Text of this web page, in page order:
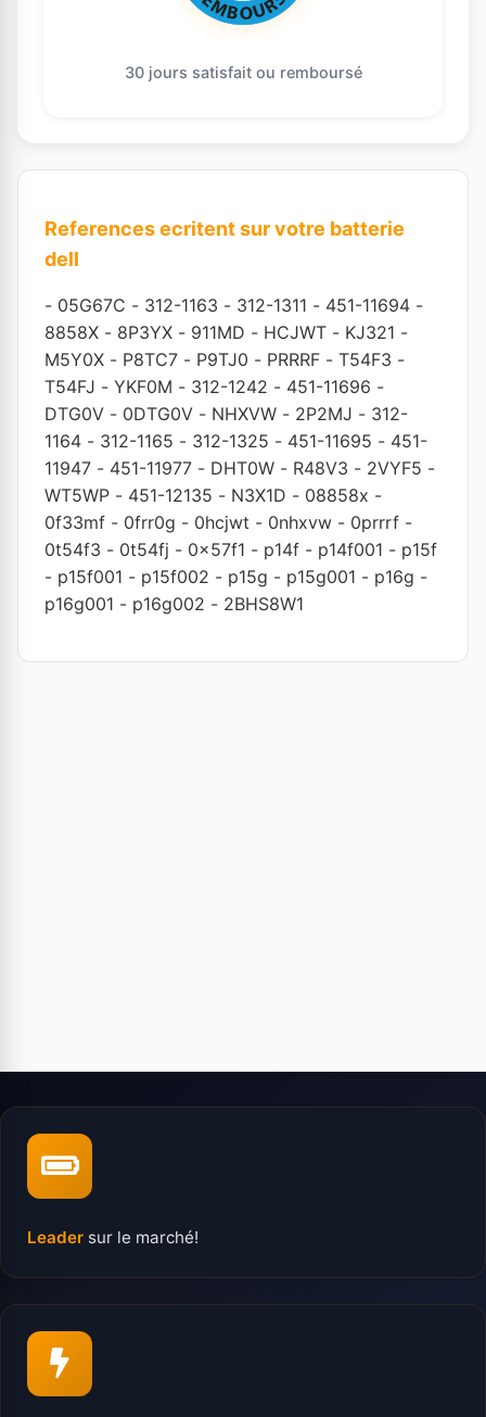
30 jours satisfait ou remboursé
References ecritent sur votre batterie
dell
- 05G67C - 312-1163 - 312-1311 - 451-11694 -
8858X - 8P3YX - 911MD - HCJWT - KJ321 -
M5Y0X - P8TC7 - P9TJ0 - PRRRF - T54F3 -
T54FJ - YKF0M - 312-1242 - 451-11696 -
DTG0V - 0DTG0V - NHXVW - 2P2MJ - 312-
1164 - 312-1165 - 312-1325 - 451-11695 - 451-
11947 - 451-11977 - DHT0W - R48V3 - 2VYF5 -
WT5WP - 451-12135 - N3X1D - 08858x -
0f33mf - 0frr0g - 0hcjwt - 0nhxvw - 0prrrf -
0t54f3 - 0t54fj - 0x57f1 - p14f - p14f001 - p15f
- p15f001 - p15f002 - p15g - p15g001 - p16g -
p16g001 - p16g002 - 2BHS8W1
Leader sur le marché!